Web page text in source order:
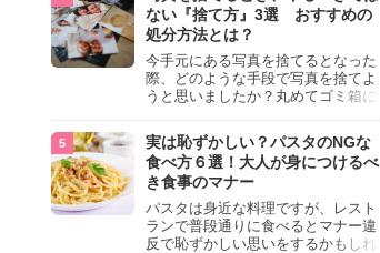
ない『捨て方』3選 おすすめの
処分方法とは？
今手元にある写真を捨てるとなった
際、どのような手段で写真を捨てよ
うと思いましたか？丸めてゴミ箱に
真は個人情報が詰まっているので、
ただ丸めただけの状態で捨ててしま
うのは危険です。写真にすべきでは
ない捨て方をまとめているので、ぜ
ひチェックしておきましょう。
実は恥ずかしい？パスタのNGな
食べ方６選！大人が身につけるべ
き食事のマナー
パスタは身近な料理ですが、レスト
ランで普段通りに食べるとマナー違
反で恥ずかしい思いをするかもしれ